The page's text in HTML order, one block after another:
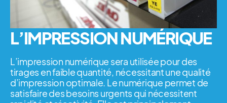
L’IMPRESSION NUMÉRIQUE
L’impression numérique sera utilisée pour des
tirages en faible quantité, nécessitant une qualité
d’impression optimale. Le numérique permet de
satisfaire des besoins urgents qui nécessitent